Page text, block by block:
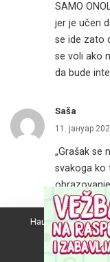
SAMO
jer je učen
se ide zato
se voli ako
da bude
Saša
11. јануар
„Grašak se
svakoga ko
UPRAVO
IMAO
SAMO
Наш вебсајт